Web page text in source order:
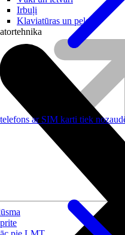
Irbuļi
Klaviatūras un peles
ar SIM karti tiek